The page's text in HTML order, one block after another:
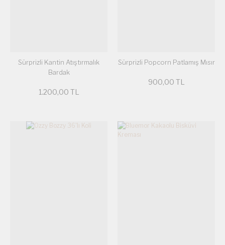
Sürprizli Kantin Atıştırmalık
Bardak
1.200,00 TL
Sürprizli Popcorn Patlamış Mısır
900,00 TL